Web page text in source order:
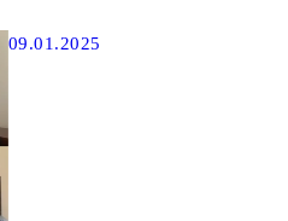
09.01.2025